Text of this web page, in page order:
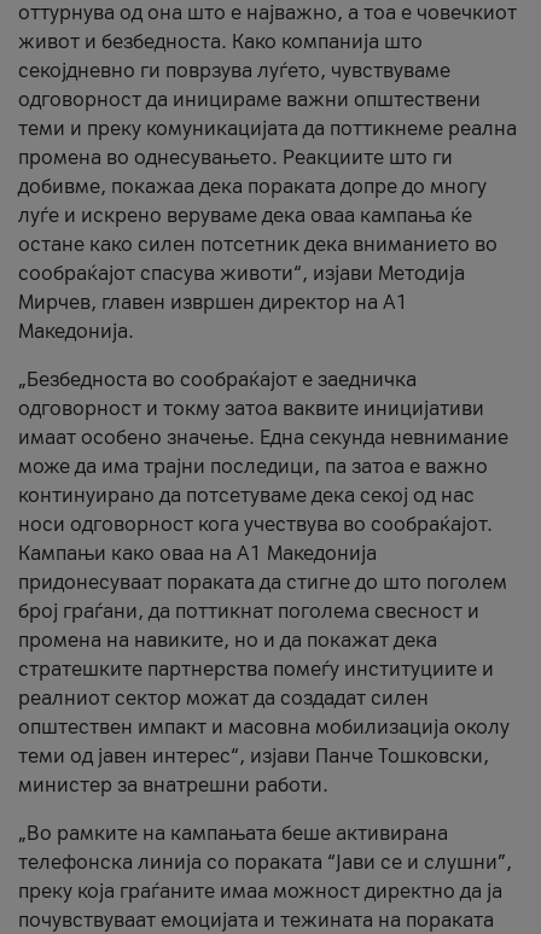
оттурнува од она што е најважно, а тоа е човечкиот
живот и безбедноста. Како компанија што
секојдневно ги поврзува луѓето, чувствуваме
одговорност да иницираме важни општествени
теми и преку комуникацијата да поттикнеме реална
промена во однесувањето. Реакциите што ги
добивме, покажаа дека пораката допре до многу
луѓе и искрено веруваме дека оваа кампања ќе
остане како силен потсетник дека вниманието во
сообраќајот спасува животи“, изјави Методија
Мирчев, главен извршен директор на А1
Македонија.
„Безбедноста во сообраќајот е заедничка
одговорност и токму затоа ваквите иницијативи
имаат особено значење. Една секунда невнимание
може да има трајни последици, па затоа е важно
континуирано да потсетуваме дека секој од нас
носи одговорност кога учествува во сообраќајот.
Кампањи како оваа на A1 Македонија
придонесуваат пораката да стигне до што поголем
број граѓани, да поттикнат поголема свесност и
промена на навиките, но и да покажат дека
стратешките партнерства помеѓу институциите и
реалниот сектор можат да создадат силен
општествен импакт и масовна мобилизација околу
теми од јавен интерес“, изјави Панче Тошковски,
министер за внатрешни работи.
„Во рамките на кампањата беше активирана
телефонска линија со пораката “Јави се и слушни”,
преку која граѓаните имаа можност директно да ја
почувствуваат емоцијата и тежината на пораката